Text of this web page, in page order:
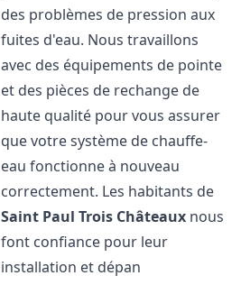
des problèmes de pression aux
fuites d'eau. Nous travaillons
avec des équipements de pointe
et des pièces de rechange de
haute qualité pour vous assurer
que votre système de chauffe-
eau fonctionne à nouveau
correctement. Les habitants de
Saint Paul Trois Châteaux nous
font confiance pour leur
installation et dépan